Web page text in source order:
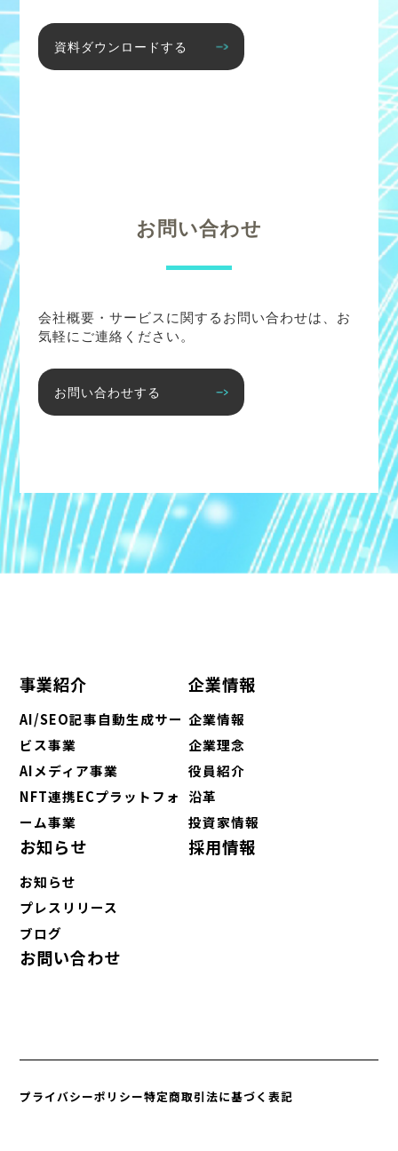
資料ダウンロードする
お問い合わせ
会社概要・サービスに関するお問い合わせは、お
気軽にご連絡ください。
お問い合わせする
事業紹介
AI/SEO記事自動生成サー
ビス事業
AIメディア事業
NFT連携ECプラットフォ
ーム事業
企業情報
企業情報
企業理念
役員紹介
沿革
投資家情報
お知らせ
お知らせ
プレスリリース
ブログ
採用情報
お問い合わせ
プライバシーポリシー特定商取引法に基づく表記